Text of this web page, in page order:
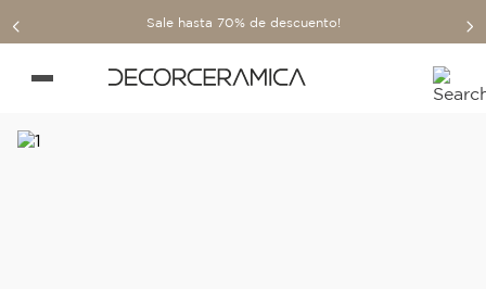
Sale hasta 70% de descuento!